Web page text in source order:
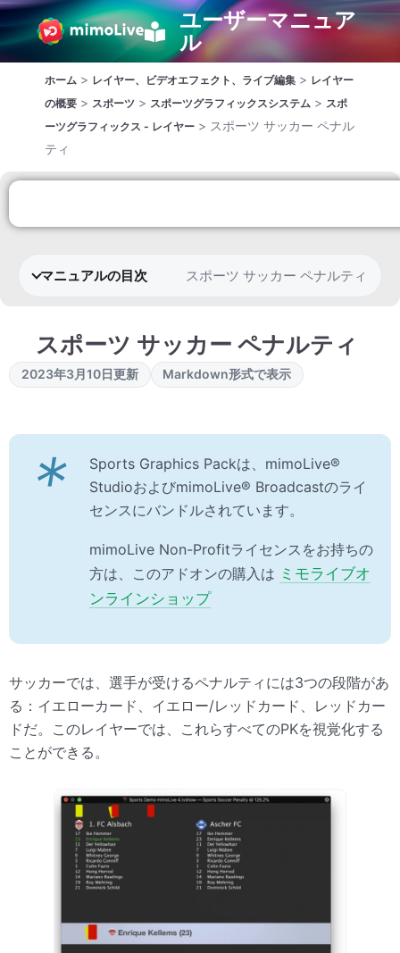
ユーザーマニュア
ル
ホーム > レイヤー、ビデオエフェクト、ライブ編集 > レイヤー
の概要 > スポーツ > スポーツグラフィックスシステム > スポ
ーツグラフィックス - レイヤー > スポーツ サッカー ペナル
ティ
マニュアルの目次 スポーツ サッカー ペナルティ
スポーツ サッカー ペナルティ
2023年3月10日更新 Markdown形式で表示
*
Sports Graphics Packは、mimoLive®
StudioおよびmimoLive® Broadcastのライ
センスにバンドルされています。
mimoLive Non-Profitライセンスをお持ちの
方は、このアドオンの購入は ミモライブオ
ンラインショップ
サッカーでは、選手が受けるペナルティには3つの段階があ
る：イエローカード、イエロー/レッドカード、レッドカー
ドだ。このレイヤーでは、これらすべてのPKを視覚化する
ことができる。